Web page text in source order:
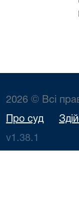
2026 © Всі
Про суд
v1.38.1